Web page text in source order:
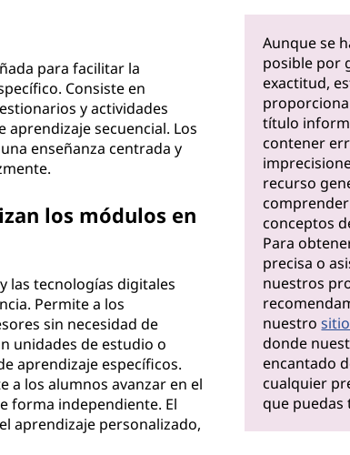
para facilitar la
Consiste en
y actividades
aprendizaje secuencial. Los
enseñanza centrada y
los módulos en
las tecnologías digitales
Permite a los
sin necesidad de
unidades de estudio o
aprendizaje específicos.
a los alumnos avanzar en el
forma independiente. El
aprendizaje personalizado,
Aunque se
posible por
exactitud,
título
contener
recurso
conceptos
Para
precisa o
nuestros
nuestro
donde
encantado
cualquier
que puedas